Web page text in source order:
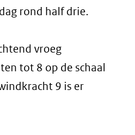
rond half drie.
vroeg
tot 8 op de schaal
9 is er